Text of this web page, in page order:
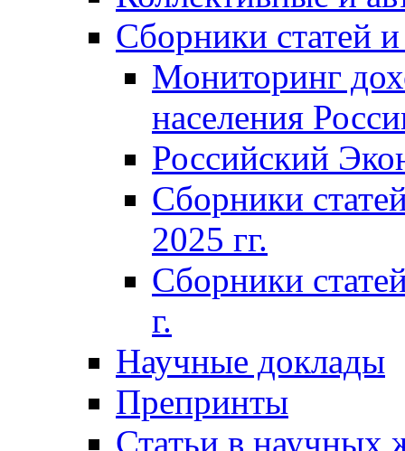
Сборники статей
Мониторинг
населения
Российский
Сборники
2025 гг.
Сборники
г.
Научные доклады
Препринты
Статьи в научных